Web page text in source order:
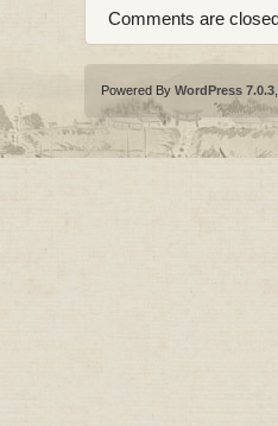
Comments are
Powered By WordPress 7.0.3